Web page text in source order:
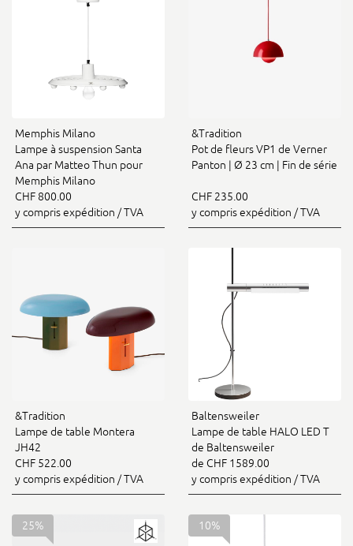
Memphis Milano
Lampe à suspension Santa
Ana par Matteo Thun pour
Memphis Milano
CHF 800.00
y compris expédition / TVA
&Tradition
Pot de fleurs VP1 de Verner
Panton | Ø 23 cm | Fin de série
CHF 235.00
y compris expédition / TVA
&Tradition
Lampe de table Montera
JH42
CHF 522.00
y compris expédition / TVA
Baltensweiler
Lampe de table HALO LED T
de Baltensweiler
de CHF 1589.00
y compris expédition / TVA
25% 10%